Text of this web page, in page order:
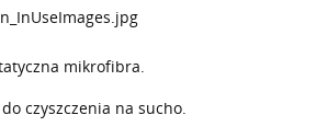
mikrofibra.
czyszczenia na sucho.